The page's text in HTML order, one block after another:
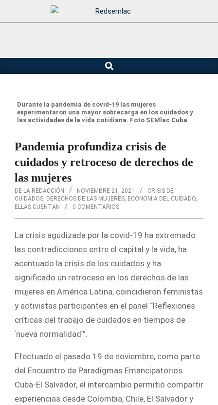
de
Buscar
Durante la pandemia de covid-19 las mujeres
experimentaron una mayor sobrecarga en los cuidados y
las actividades de la vida cotidiana. Foto SEMlac Cuba
Pandemia profundiza crisis de
cuidados y retroceso de derechos de
las mujeres
DE LA REDACCIÓN NOVIEMBRE 21, 2021
CRISIS DE
CUIDADOS DERECHOS DE LAS MUJERES ECONOMÍA DEL CUIDADO
ELLAS CUENTAN
0 COMENTARIOS
La crisis agudizada por la covid-19 ha extremado
las contradicciones entre el capital y la vida, ha
acentuado la crisis de los cuidados y ha
significado un retroceso en los derechos de las
mujeres en América Latina, coincidieron feministas
y activistas participantes en el panel “Reflexiones
críticas del trabajo de cuidados en tiempos de
ʹnueva normalidadʹ”.
Efectuado el pasado 19 de noviembre, como parte
del Encuentro de Paradigmas Emancipatorios
Cuba-El Salvador, el intercambio permitió compartir
experiencias desde Colombia, Chile, El Salvador y